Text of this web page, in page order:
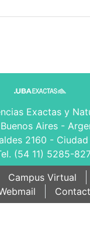
Exactas y
Aires -
2160 -
(54 11) 5285-
Campus Virtual